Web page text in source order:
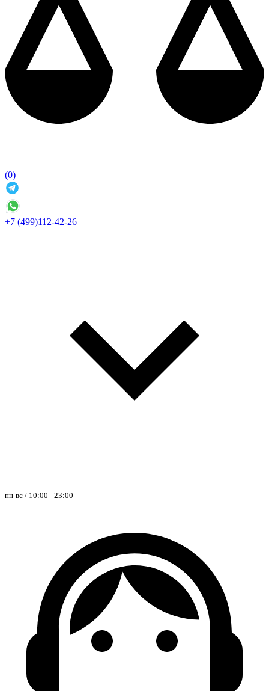
(0)
+7 (499)112-42-26
пн-вс / 10:00 - 23:00